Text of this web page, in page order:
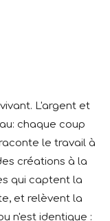
L'argent et
chaque coup
le travail à
créations à la
qui captent la
et relèvent la
n'est identique :